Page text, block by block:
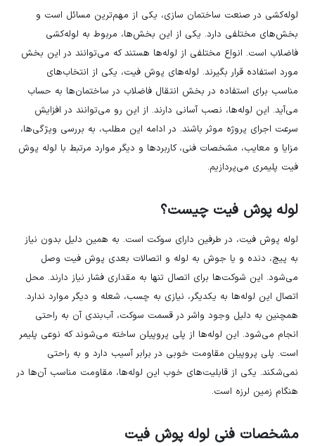
لوله‌کشی در صنعت ساختمان سازی، یکی از مهم‌ترین مسائل است و
بخش‌های مختلفی دارد. یکی از این بخش‌ها، مربوط به لوله‌کشی
فاضلاب است. انواع مختلفی از لوله‌ها هستند که می‌توانند در این بخش
مورد استفاده قرار بگیرند. لوله‌های پوش فیت، یکی از انتخاب‌های
مناسب برای استفاده در بخش انتقال فاضلاب در ساختمان‌ها به حساب
می‌آید. این لوله‌ها، نصب آسانی دارند. از این رو می‌توانند در افزایش
سرعت اجرای پروژه موثر باشند. در ادامه این مطلب، به بررسی ویژگی‌ها،
مزایا و معایب، مشخصات فنی، کاربردها و دیگر موارد مرتبط با لوله پوش
فیت پلیمری می‌پردازیم.
لوله پوش فیت چیست؟
لوله پوش فیت، در طرفین دارای سوکت است. به همین دلیل بدون نیاز
به پیچ، دنده و یا جوش به لوله و اتصالات بعدی پوش فیت وصل
می‌شود. این شوکت‌ها برای اتصال تنها به مقداری فشار نیاز دارند. محل
اتصال این لوله‌ها به یکدیگر، نیازی به چسب، شعله و دیگر موارد ندارد.
همچنین به دلیل وجود واشر در قسمت سوکت، آب‌بندی آن به راحتی
انجام می‌شود. این لوله‌ها از پلی پروپیلن ساخته می‌شوند که نوعی پلیمر
است. پلی پروپیلن مقاومت خوبی در برابر آسیب دارد و به راحتی
نمی‌شکند. یکی از قابلیت‌های خوب این لوله‌ها، مقاومت مناسب آن‌ها در
هنگام زمین لرزه است.
مشخصات فنی لوله پوش فیت